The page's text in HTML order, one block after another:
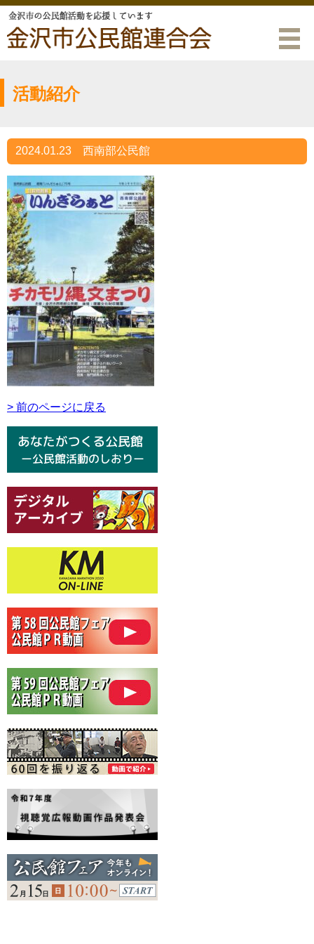
活動紹介
2024.01.23 西南部公民館
> 前のページに戻る